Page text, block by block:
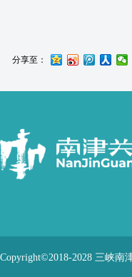
分享至：
Copyright©2018-2028 三峡南